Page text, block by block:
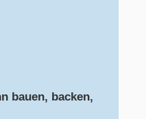
bauen, backen,